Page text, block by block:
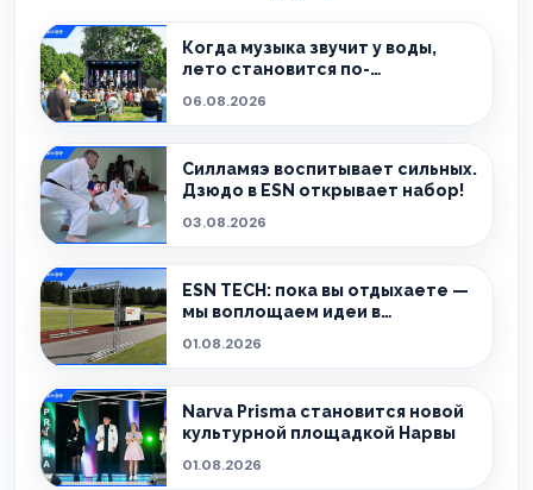
Когда музыка звучит у воды,
лето становится по-
06.08.2026
Силламяэ воспитывает сильных.
Дзюдо в ESN открывает набор!
03.08.2026
ESN TECH: пока вы отдыхаете —
мы воплощаем идеи в
01.08.2026
Narva Prisma становится новой
культурной площадкой Нарвы
01.08.2026